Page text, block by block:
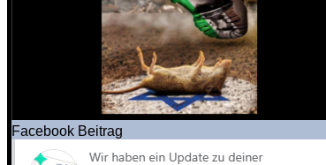
Facebook Beitrag